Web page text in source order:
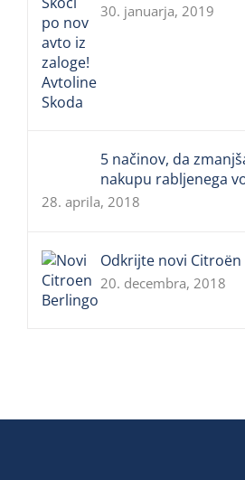
30. januarja, 2019
5 načinov, da
nakupu rabljenega
28. aprila, 2018
Odkrijte novi Citroën
20. decembra, 2018